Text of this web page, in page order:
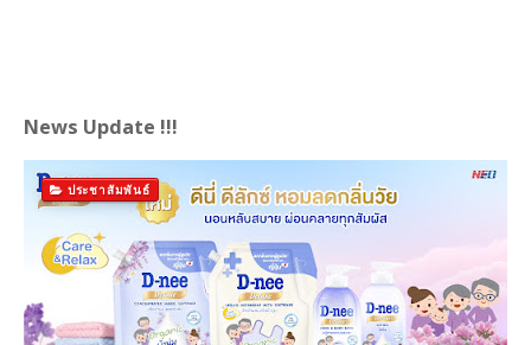
News Update !!!
ประชาสัมพันธ์